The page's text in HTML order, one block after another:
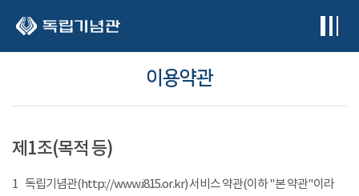
이용약관
제1조(목적 등)
1 독립기념관(http://www.i815.or.kr) 서비스 약관(이하 "본 약관"이라